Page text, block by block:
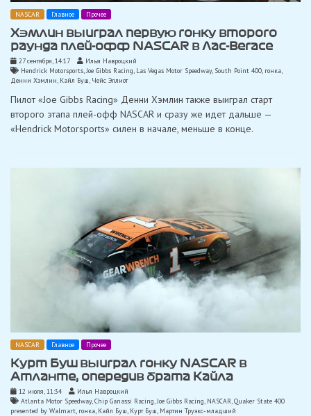
NASCAR Главное Прочее
Хэмлин выиграл первую гонку второго
раунда плей-офф NASCAR в Лас-Вегасе
27 сентября, 14:17
Илья Навроцкий
Hendrick Motorsports,Joe Gibbs Racing, Las Vegas Motor Speedway, South Point 400, гонка
Денни Хэмлин, Кайл Буш, Чейс Эллиот
Пилот «Joe Gibbs Racing» Денни Хэмлин также выиграл старт
второго этапа плей-офф NASCAR и сразу же идет дальше —
«Hendrick Motorsports» силен в начале, меньше в конце.
NASCAR Главное Прочее
Курт Буш выиграл гонку NASCAR в
Атланте, опередив брата Кайла
12 июля, 11:34
Илья Навроцкий
Atlanta Motor Speedway, Chip Ganassi Racing Joe Gibbs Racing NASCAR Quaker State 400
presented by Walmart гонка Кайл Буш Курт Буш Мартин Труэкс-младший